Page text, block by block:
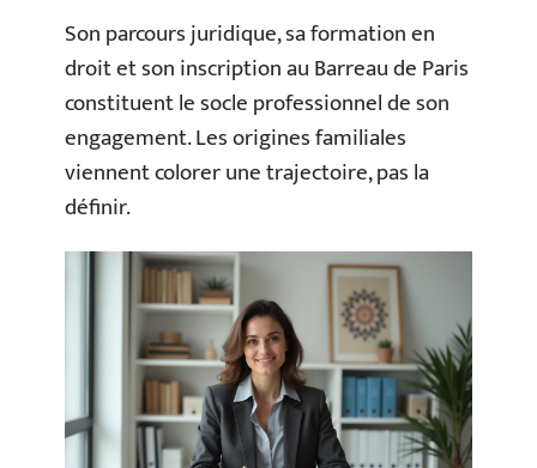
Son parcours juridique, sa formation en
droit et son inscription au Barreau de Paris
constituent le socle professionnel de son
engagement. Les origines familiales
viennent colorer une trajectoire, pas la
définir.